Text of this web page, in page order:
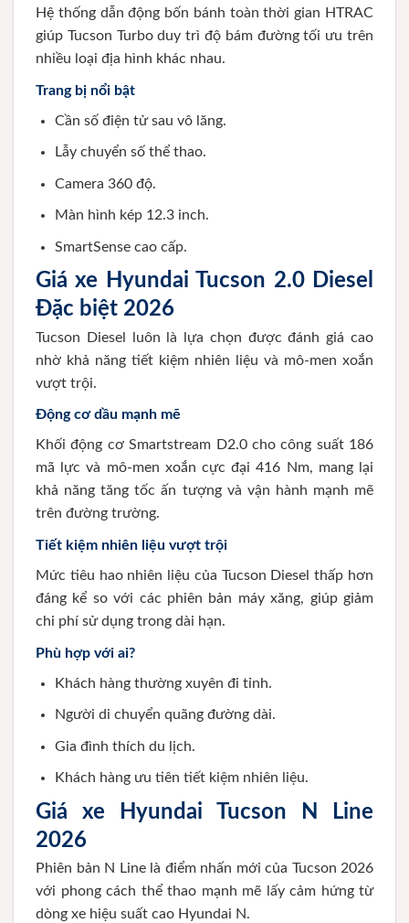
Hệ thống dẫn động bốn bánh toàn thời gian HTRAC
giúp Tucson Turbo duy trì độ bám đường tối ưu trên
nhiều loại địa hình khác nhau.
Trang bị nổi bật
Cần số điện tử sau vô lăng.
Lẫy chuyển số thể thao.
Camera 360 độ.
Màn hình kép 12.3 inch.
SmartSense cao cấp.
Giá xe Hyundai Tucson 2.0 Diesel
Đặc biệt 2026
Tucson Diesel luôn là lựa chọn được đánh giá cao
nhờ khả năng tiết kiệm nhiên liệu và mô-men xoắn
vượt trội.
Động cơ dầu mạnh mẽ
Khối động cơ Smartstream D2.0 cho công suất 186
mã lực và mô-men xoắn cực đại 416 Nm, mang lại
khả năng tăng tốc ấn tượng và vận hành mạnh mẽ
trên đường trường.
Tiết kiệm nhiên liệu vượt trội
Mức tiêu hao nhiên liệu của Tucson Diesel thấp hơn
đáng kể so với các phiên bản máy xăng, giúp giảm
chi phí sử dụng trong dài hạn.
Phù hợp với ai?
Khách hàng thường xuyên đi tỉnh.
Người di chuyển quãng đường dài.
Gia đình thích du lịch.
Khách hàng ưu tiên tiết kiệm nhiên liệu.
Giá xe Hyundai Tucson N Line
2026
Phiên bản N Line là điểm nhấn mới của Tucson 2026
với phong cách thể thao mạnh mẽ lấy cảm hứng từ
dòng xe hiệu suất cao Hyundai N.